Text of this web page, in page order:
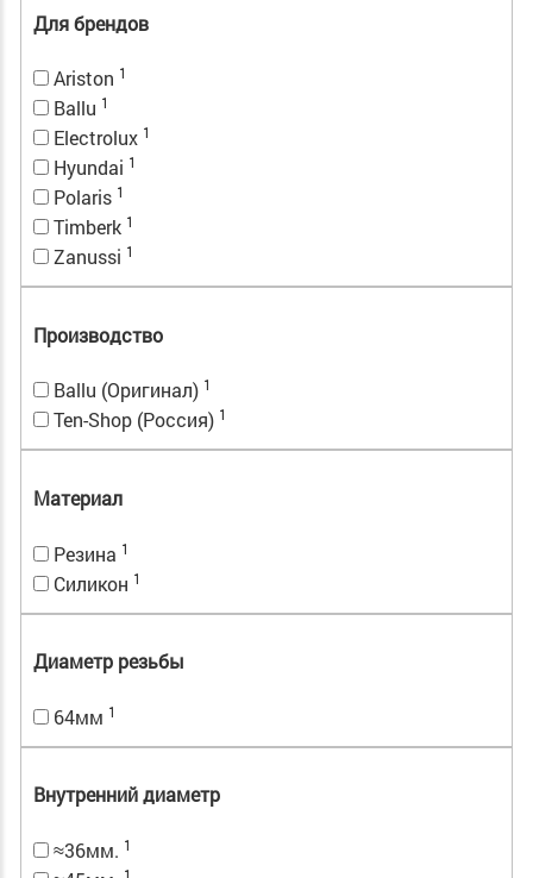
Для брендов
Ariston 1
Ballu 1
Electrolux 1
Hyundai 1
Polaris 1
Timberk 1
Zanussi 1
Производство
Ballu (Оригинал) 1
Ten-Shop (Россия) 1
Материал
Резина 1
Силикон 1
Диаметр резьбы
64мм 1
Внутренний диаметр
≈36мм. 1
1